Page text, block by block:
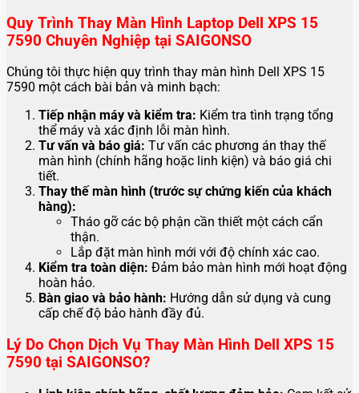
Quy Trình Thay Màn Hình Laptop Dell XPS 15
7590 Chuyên Nghiệp tại SAIGONSO
Chúng tôi thực hiện quy trình thay màn hình Dell XPS 15
7590 một cách bài bản và minh bạch:
Tiếp nhận máy và kiểm tra: Kiểm tra tình trạng tổng
thể máy và xác định lỗi màn hình.
Tư vấn và báo giá: Tư vấn các phương án thay thế
màn hình (chính hãng hoặc linh kiện) và báo giá chi
tiết.
Thay thế màn hình (trước sự chứng kiến của khách
hàng):
Tháo gỡ các bộ phận cần thiết một cách cẩn
thận.
Lắp đặt màn hình mới với độ chính xác cao.
Kiểm tra toàn diện: Đảm bảo màn hình mới hoạt động
hoàn hảo.
Bàn giao và bảo hành: Hướng dẫn sử dụng và cung
cấp chế độ bảo hành đầy đủ.
Lý Do Chọn Dịch Vụ Thay Màn Hình Dell XPS 15
7590 tại SAIGONSO?